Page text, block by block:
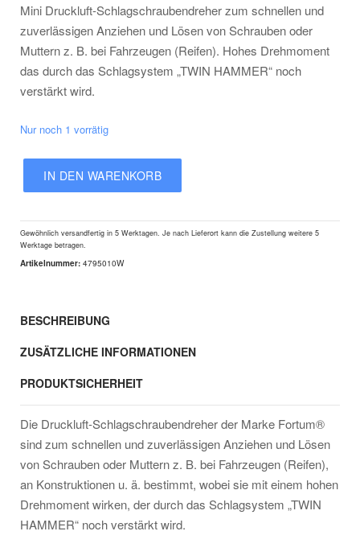
Mini Druckluft-Schlagschraubendreher zum schnellen und
zuverlässigen Anziehen und Lösen von Schrauben oder
Muttern z. B. bei Fahrzeugen (Reifen). Hohes Drehmoment
das durch das Schlagsystem „TWIN HAMMER“ noch
verstärkt wird.
Nur noch 1 vorrätig
Druckluft-
1/2"
MINI,
610Nm,
IN DEN WARENKORB
Gewöhnlich versandfertig in 5 Werktagen. Je nach Lieferort kann die Zustellung weitere 5
Werktage betragen.
Artikelnummer: 4795010W
BESCHREIBUNG
ZUSÄTZLICHE INFORMATIONEN
PRODUKTSICHERHEIT
Die Druckluft-Schlagschraubendreher der Marke Fortum®
sind zum schnellen und zuverlässigen Anziehen und Lösen
von Schrauben oder Muttern z. B. bei Fahrzeugen (Reifen),
an Konstruktionen u. ä. bestimmt, wobei sie mit einem hohen
Drehmoment wirken, der durch das Schlagsystem „TWIN
HAMMER“ noch verstärkt wird.